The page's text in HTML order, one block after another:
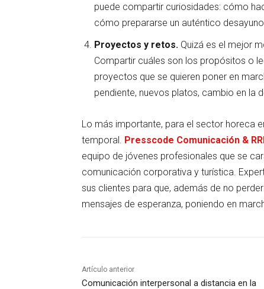
puede compartir curiosidades: cómo
cómo prepararse un auténtico
Proyectos y retos. Quizá es el mejor
Compartir cuáles son los propósitos o
proyectos que se quieren poner en
pendiente, nuevos platos, cambio en la
Lo más importante, para el sector horeca
temporal. Presscode Comunicación &
equipo de jóvenes profesionales que se
comunicación corporativa y turística.
sus clientes para que, además de no
mensajes de esperanza, poniendo en
Artículo anterior
Comunicación interpersonal a distancia en la